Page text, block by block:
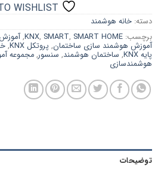
TO WISHLIST
دسته:خانه هوشمند
برچسب:
KNX,SMART,SMART HOME
,آموزش KNX
آموزش هوشمند سازی ساختمان,پروتکل KNX ,
پایه KNX ,ساختمان هوشمند,سنسور,مجموعه
هوشمندسازی
توضیحات